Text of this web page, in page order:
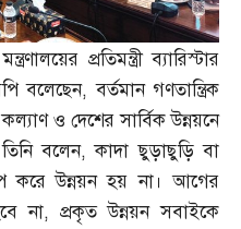
প্রতিমন্ত্রী ব্যারিস্টার
বলেছেন,বর্তমান গণতান্ত্রিক
ও দেশের সার্বিক উন্নয়নে
বলেন,কাদা ছুড়াছুড়ি বা
উন্নয়ন হয় না। আগের
না, প্রকৃত উন্নয়ন সবাইকে